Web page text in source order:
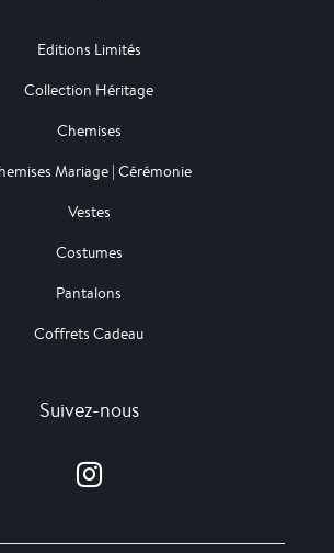
Editions Limités
Collection Héritage
Chemises
Mariage | Cérémonie
Vestes
Costumes
Pantalons
Coffrets Cadeau
Suivez-nous